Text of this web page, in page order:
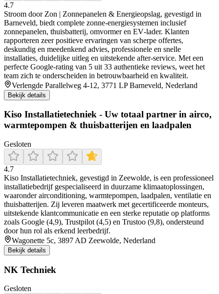
4.7
Stroom door Zon | Zonnepanelen & Energieopslag, gevestigd in
Barneveld, biedt complete zonne-energiesystemen inclusief
zonnepanelen, thuisbatterij, omvormer en EV‑lader. Klanten
rapporteren zeer positieve ervaringen van scherpe offertes,
deskundig en meedenkend advies, professionele en snelle
installaties, duidelijke uitleg en uitstekende after‑service. Met een
perfecte Google‑rating van 5 uit 33 authentieke reviews, weet het
team zich te onderscheiden in betrouwbaarheid en kwaliteit.
Verlengde Parallelweg 4-12, 3771 LP Barneveld, Nederland
Bekijk details
Kiso Installatietechniek - Uw totaal partner in airco,
warmtepompen & thuisbatterijen en laadpalen
Gesloten
4.7
Kiso Installatietechniek, gevestigd in Zeewolde, is een professioneel
installatiebedrijf gespecialiseerd in duurzame klimaatoplossingen,
waaronder airconditioning, warmtepompen, laadpalen, ventilatie en
thuisbatterijen. Zij leveren maatwerk met gecertificeerde monteurs,
uitstekende klantcommunicatie en een sterke reputatie op platforms
zoals Google (4,9), Trustpilot (4,5) en Trustoo (9,8), ondersteund
door hun rol als erkend leerbedrijf.
Wagonette 5c, 3897 AD Zeewolde, Nederland
Bekijk details
NK Techniek
Gesloten